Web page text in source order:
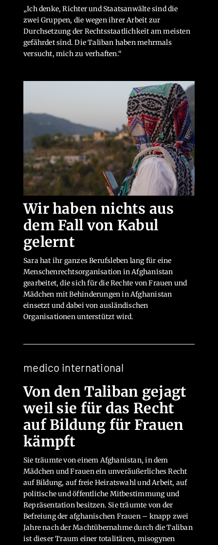
„Ich denke, Richter und Staatsanwälte sind die
zwei Gruppen, die wegen ihrer Arbeit zur
Durchsetzung der Rechtsstaatlichkeit am meisten
gefährdet sind. Die Taliban haben mehrmals
versucht, mich zu verhaften.“
Wir haben nichts aus
dem Fall von Kabul
gelernt
Sara hat ihr ganzes Berufsleben lang für eine
Menschenrechtsorganisation in Afghanistan
gearbeitet, die sich für die Rechte von Frauen und
Mädchen mit Behinderungen in Afghanistan
einsetzt und dabei von ausländischen
Organisationen unterstützt wird.
medico international
Von den Taliban gejagt
weil sie für das Recht
auf Bildung für Frauen
kämpft
Sie träumte von einem Afghanistan, in dem
Mädchen und Frauen ein unveräußerliches Recht
auf Bildung, auf freie Heiratswahl und Arbeit, auf
politische und öffentliche Mitbestimmung und
Repräsentation besitzen. Sie träumte von der
Befreiung der afghanischen Frauen – knapp zwei
Jahre nach der Machtübernahme durch die Taliban
ist dieser Traum einer totalitären, misogynen